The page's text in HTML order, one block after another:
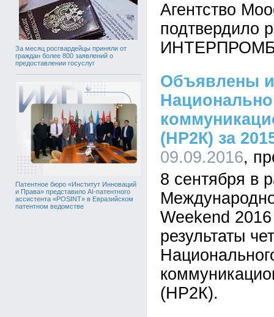
За месяц росгвардейцы приняли от
граждан более 800 заявлений о
предоставлении госуслуг
Патентное бюро «Институт Инноваций
и Права» представило AI-патентного
ассистента «POSINT» в Евразийском
патентном ведомстве
Агентство
подтвердило
Объявлены
(НР2К) за
09.09.2016
8 сентября в
Weekend
результаты
(НР2К).